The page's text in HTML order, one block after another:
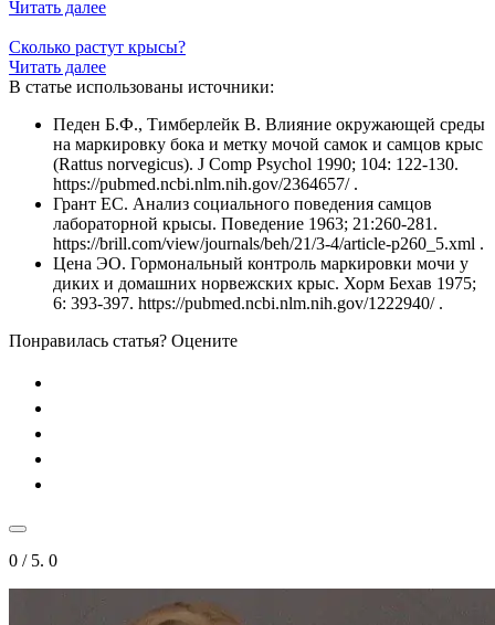
Читать далее
Сколько растут крысы?
Читать далее
В статье использованы источники:
Педен Б.Ф., Тимберлейк В. Влияние окружающей среды
на маркировку бока и метку мочой самок и самцов крыс
(Rattus norvegicus). J Comp Psychol 1990; 104: 122-130.
https://pubmed.ncbi.nlm.nih.gov/2364657/ .
Грант ЕС. Анализ социального поведения самцов
лабораторной крысы. Поведение 1963; 21:260-281.
https://brill.com/view/journals/beh/21/3-4/article-p260_5.xml .
Цена ЭО. Гормональный контроль маркировки мочи у
диких и домашних норвежских крыс. Хорм Бехав 1975;
6: 393-397. https://pubmed.ncbi.nlm.nih.gov/1222940/ .
Понравилась статья? Оцените
0 / 5. 0